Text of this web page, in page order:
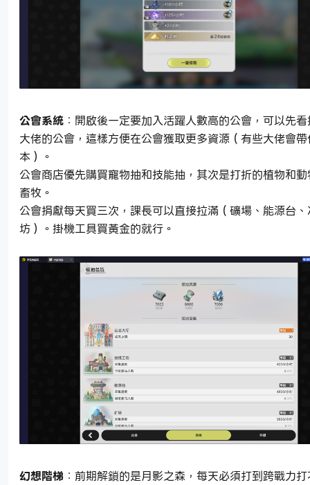
公會系統 ：開啟後一定要加入活躍人數高的公會，可以先
大佬的公會，這樣方便在公會獲取更多資源（有些大佬會
本）。
公會商店優先購買寵物抽和技能抽，其次是打折的植物和
畜牧。
公會捐獻每天買三次，課長可以直接拉滿（礦場、能源台
坊）。掛機工具買黃金的就行。
幻想階梯 ：前期解鎖的是月影之森，每天必須打到跨戰力